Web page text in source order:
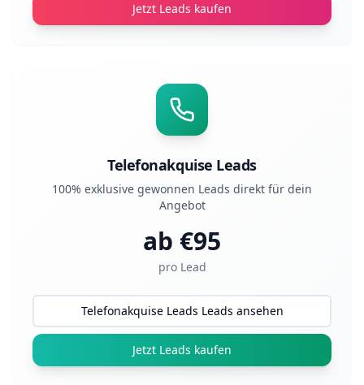
Jetzt Leads kaufen
Telefonakquise Leads
100% exklusive gewonnen Leads direkt für dein
Angebot
ab €95
pro Lead
Telefonakquise Leads Leads ansehen
Jetzt Leads kaufen